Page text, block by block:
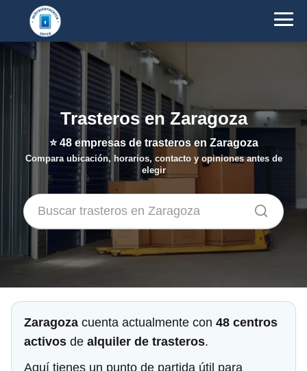
Trasteros en Zaragoza
⭐48empresas de trasteros en Zaragoza
Compara ubicación, horarios, contacto y opiniones antes de
elegir
Zaragoza cuenta actualmente con 48 centros
activos de alquiler de trasteros.
Aquí tienes un punto de partida útil para